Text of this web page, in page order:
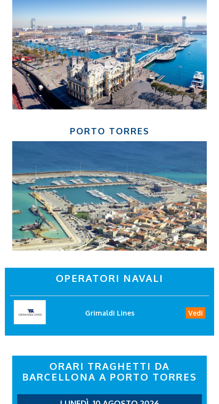
PORTO TORRES
OPERATORI NAVALI
Grimaldi Lines Vedi
ORARI TRAGHETTI DA
BARCELLONA A PORTO TORRES